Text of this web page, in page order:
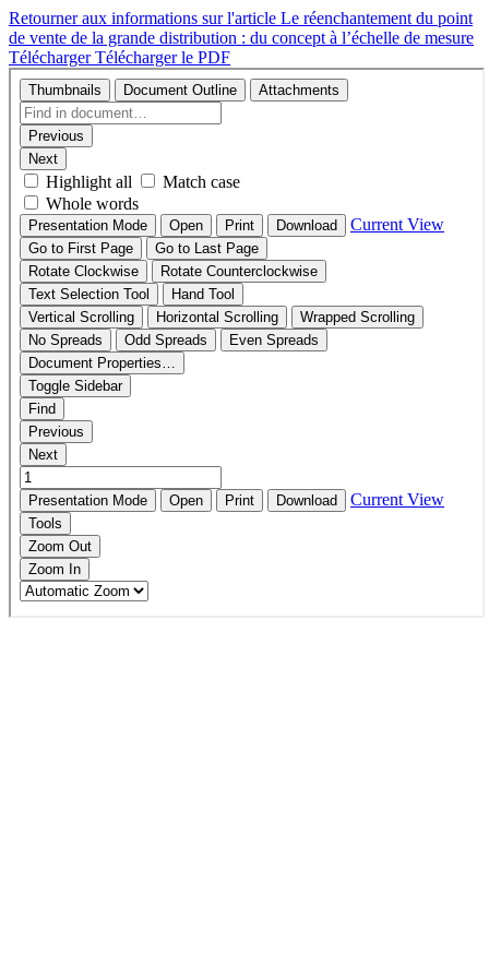
Retourner aux informations sur l'article Le réenchantement du point
de vente de la grande distribution : du concept à l’échelle de mesure
TéléchargerTélécharger le PDF